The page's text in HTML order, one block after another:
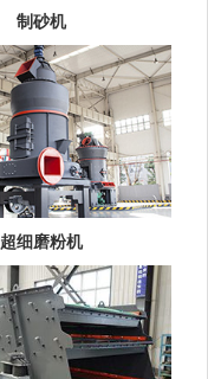
制砂机
超细磨粉机